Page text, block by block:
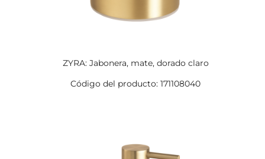
ZYRA: Jabonera, mate, dorado claro
Código del producto: 171108040